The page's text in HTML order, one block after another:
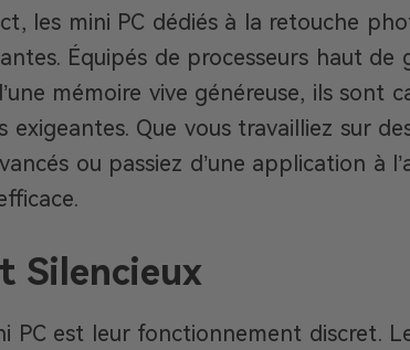
les mini PC dédiés à la retouche
Équipés de processeurs haut de
mémoire vive généreuse, ils sont
Que vous travailliez sur
ou passiez d’une application à
Silencieux
PC est leur fonctionnement discret.